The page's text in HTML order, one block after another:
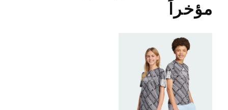
مؤخراً